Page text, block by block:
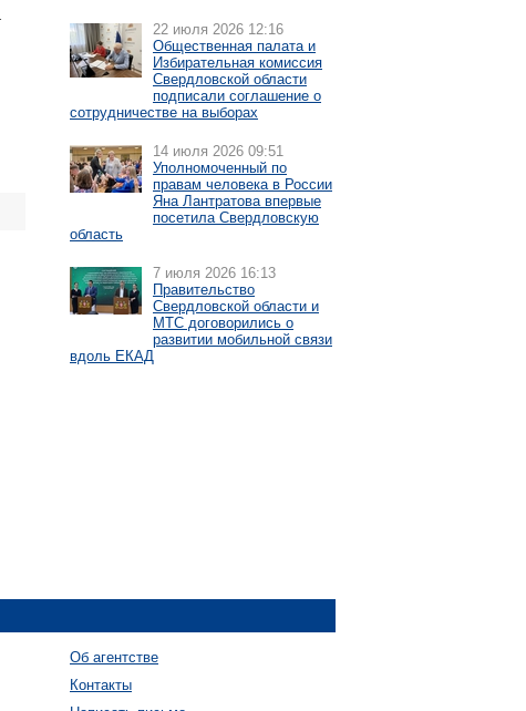
22 июля 2026 12:16
Общественная палата и
Избирательная комиссия
Свердловской области
подписали соглашение о
сотрудничестве на выборах
14 июля 2026 09:51
Уполномоченный по
правам человека в России
Яна Лантратова впервые
посетила Свердловскую
область
7 июля 2026 16:13
Правительство
Свердловской области и
МТС договорились о
развитии мобильной связи
вдоль ЕКАД
Об агентстве
Контакты